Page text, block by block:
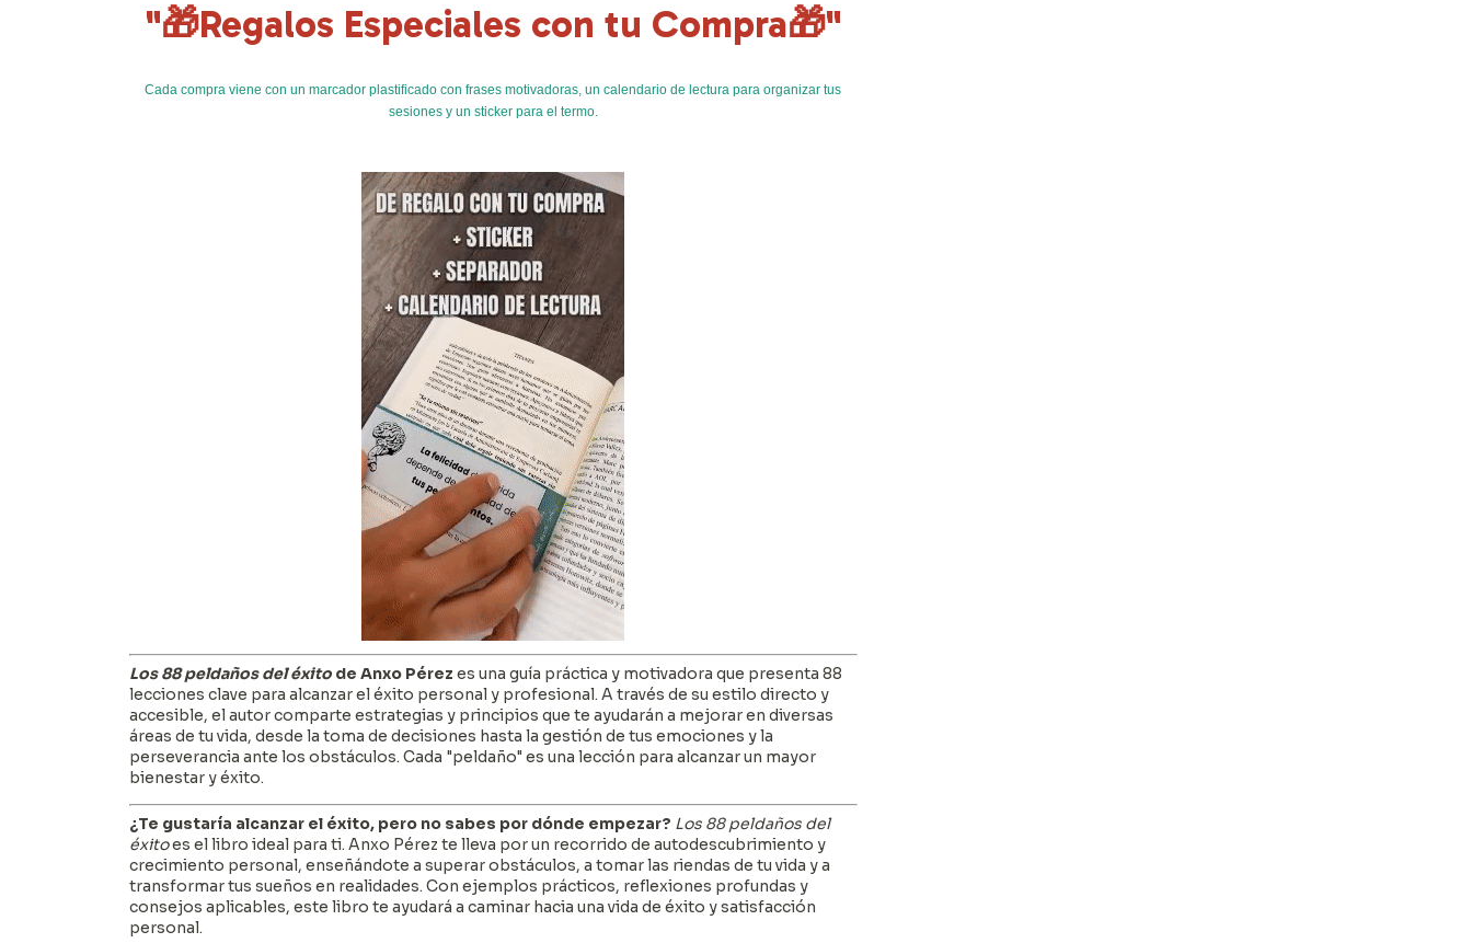
"🎁Regalos Especiales con tu Compra🎁"
Cada compra viene con un marcador plastificado con frases motivadoras, un calendario de lectura para organizar tus
sesiones y un sticker para el termo.
Los 88 peldaños del éxito de Anxo Pérez es una guía práctica y motivadora que presenta 88
lecciones clave para alcanzar el éxito personal y profesional. A través de su estilo directo y
accesible, el autor comparte estrategias y principios que te ayudarán a mejorar en diversas
áreas de tu vida, desde la toma de decisiones hasta la gestión de tus emociones y la
perseverancia ante los obstáculos. Cada "peldaño" es una lección para alcanzar un mayor
bienestar y éxito.
¿Te gustaría alcanzar el éxito, pero no sabes por dónde empezar? Los 88 peldaños del
éxitoes el libro ideal para ti. Anxo Pérez te lleva por un recorrido de autodescubrimiento y
crecimiento personal, enseñándote a superar obstáculos, a tomar las riendas de tu vida y a
transformar tus sueños en realidades. Con ejemplos prácticos, reflexiones profundas y
consejos aplicables, este libro te ayudará a caminar hacia una vida de éxito y satisfacción
personal.